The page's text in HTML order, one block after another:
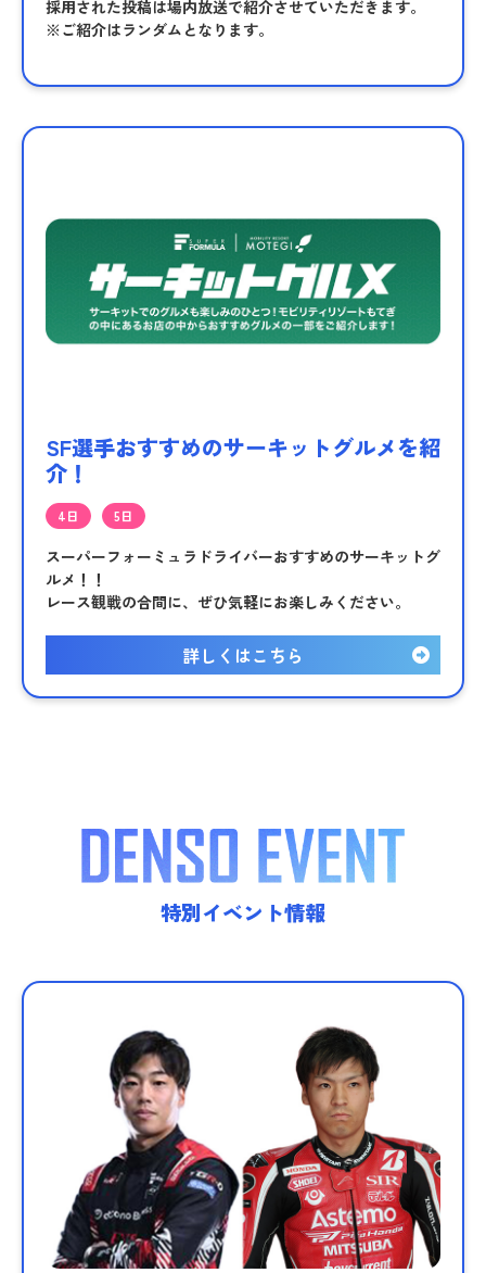
採用された投稿は場内放送で紹介させていただきます。
※ご紹介はランダムとなります。
SF選手おすすめのサーキットグルメを紹
介！
4日 5日
スーパーフォーミュラドライバーおすすめのサーキットグ
ルメ！！
レース観戦の合間に、ぜひ気軽にお楽しみください。
詳しくはこちら
特別イベント情報